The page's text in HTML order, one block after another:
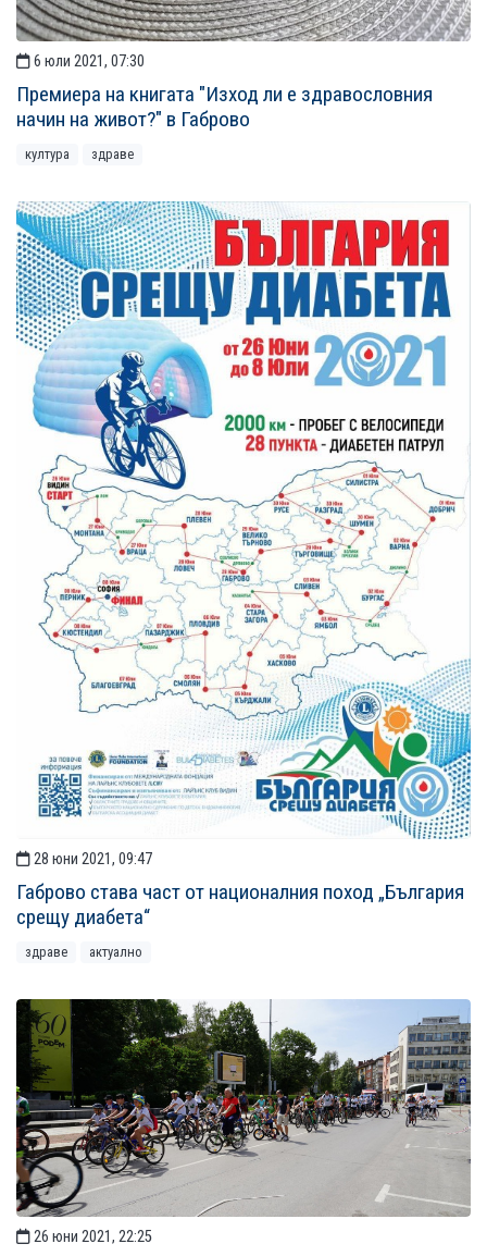
6 юли 2021, 07:30
Премиера на книгата "Изход ли е здравословния
начин на живот?" в Габрово
култура здраве
28 юни 2021, 09:47
Габрово става част от националния поход „България
срещу диабета“
здраве актуално
26 юни 2021, 22:25